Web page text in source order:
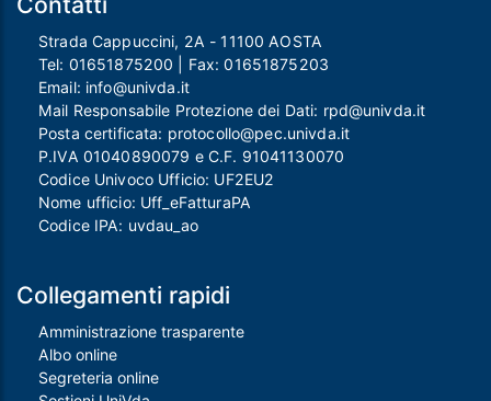
Strada Cappuccini, 2A - 11100 AOSTA
Tel: 01651875200 | Fax:01651875203
Email: info@univda.it
Mail Responsabile Protezione dei Dati: rpd@univda.it
Posta certificata: protocollo@pec.univda.it
P.IVA 01040890079 e C.F. 91041130070
Codice Univoco Ufficio: UF2EU2
Nome ufficio: Uff_eFatturaPA
Codice IPA: uvdau_ao
Collegamenti rapidi
Amministrazione trasparente
Albo online
Segreteria online